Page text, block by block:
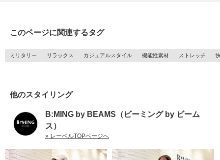
このページに関連するタグ
ミリタリー リラックス カジュアルスタイル 機能性素材 ストレッチ
他のスタイリング
B:MING by BEAMS（ビーミング by ビーム
ス）
» レーベルTOPページへ